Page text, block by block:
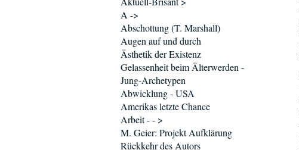
A ->
Abschottung (T. Marshall)
Augen auf und durch
Ästhetik der Existenz
Gelassenheit beim Älterwerden -
Jung-Archetypen
Abwicklung - USA
Amerikas letzte Chance
Arbeit - - >
M. Geier: Projekt Aufklärung
Rückkehr des Autors